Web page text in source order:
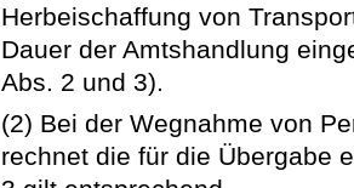
Herbeischaffung von
Dauer der Amtshandlung
Abs. 2 und 3).
(2) Bei der Wegnahme von
rechnet die für die Übergabe